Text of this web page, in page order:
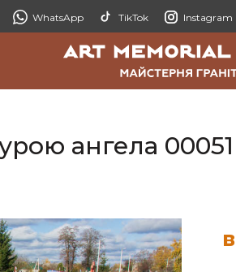
WhatsApp TikTok Instagram
ангела 00051